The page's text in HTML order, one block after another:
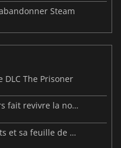
Steam
DLC The Prisoner
ReStory : Chill Electronics Repairs fait revivre la nostalgie des années 2000
MARVEL Tōkon dévoile ses débuts et sa feuille de route